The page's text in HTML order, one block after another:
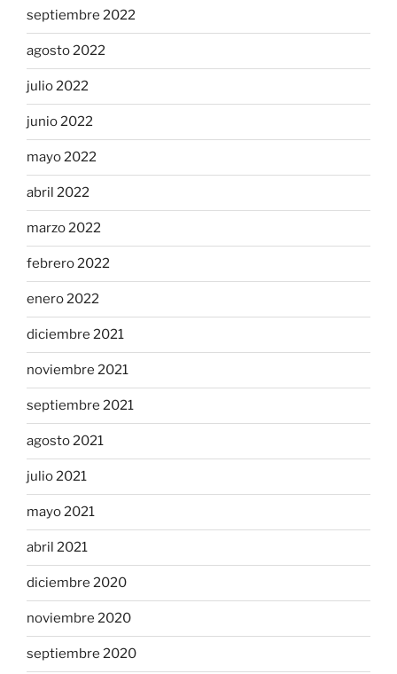
septiembre 2022
agosto 2022
julio 2022
junio 2022
mayo 2022
abril 2022
marzo 2022
febrero 2022
enero 2022
diciembre 2021
noviembre 2021
septiembre 2021
agosto 2021
julio 2021
mayo 2021
abril 2021
diciembre 2020
noviembre 2020
septiembre 2020